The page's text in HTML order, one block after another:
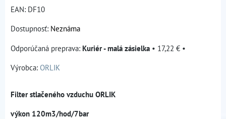
EAN: DF10
Dostupnosť: Neznáma
Kuriér - malá zásielka • 17,22 € •
Výrobca: ORLIK
Filter stlačeného vzduchu ORLIK
výkon 120m3/hod/7bar